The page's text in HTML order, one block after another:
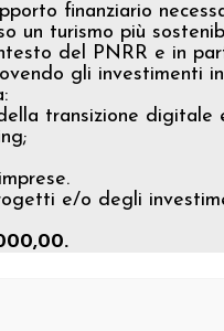
finanziario
un turismo più
del PNRR e in
gli investimenti
transizione
e/o degli